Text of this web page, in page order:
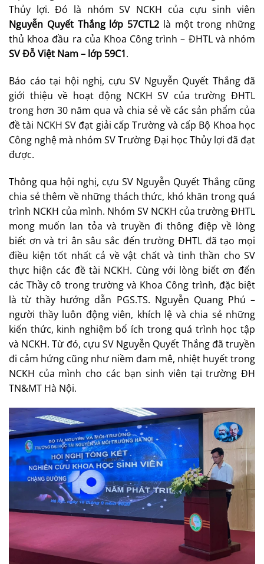
Thủy lợi. Đó là nhóm SV NCKH của cựu sinh viên
Nguyễn Quyết Thắng lớp 57CTL2 là một trong những
thủ khoa đầu ra của Khoa Công trình – ĐHTL và nhóm
SV Đỗ Việt Nam – lớp 59C1.
Báo cáo tại hội nghị, cựu SV Nguyễn Quyết Thắng đã
giới thiệu về hoạt động NCKH SV của trường ĐHTL
trong hơn 30 năm qua và chia sẻ về các sản phẩm của
đề tài NCKH SV đạt giải cấp Trường và cấp Bộ Khoa học
Công nghệ mà nhóm SV Trường Đại học Thủy lợi đã đạt
được.
Thông qua hội nghị, cựu SV Nguyễn Quyết Thắng cũng
chia sẻ thêm về những thách thức, khó khăn trong quá
trình NCKH của mình. Nhóm SV NCKH của trường ĐHTL
mong muốn lan tỏa và truyền đi thông điệp về lòng
biết ơn và tri ân sâu sắc đến trường ĐHTL đã tạo mọi
điều kiện tốt nhất cả về vật chất và tinh thần cho SV
thực hiện các đề tài NCKH. Cùng với lòng biết ơn đến
các Thầy cô trong trường và Khoa Công trình, đặc biệt
là từ thầy hướng dẫn PGS.TS. Nguyễn Quang Phú –
người thầy luôn động viên, khích lệ và chia sẻ những
kiến thức, kinh nghiệm bổ ích trong quá trình học tập
và NCKH. Từ đó, cựu SV Nguyễn Quyết Thắng đã truyền
đi cảm hứng cũng như niềm đam mê, nhiệt huyết trong
NCKH của mình cho các bạn sinh viên tại trường ĐH
TN&MT Hà Nội.